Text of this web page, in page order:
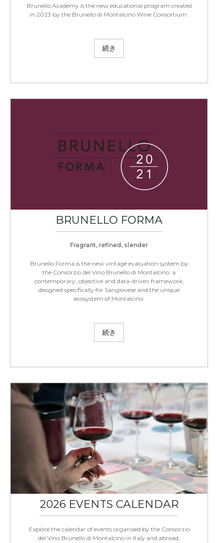
Brunello Academy is the new educational program created
in 2023 by the Brunello di Montalcino Wine Consortium.
続き
BRUNELLO FORMA
Fragrant, refined, slender
Brunello Forma is the new vintage evaluation system by
the Consorzio del Vino Brunello di Montalcino: a
contemporary, objective and data-driven framework,
designed specifically for Sangiovese and the unique
ecosystem of Montalcino.
続き
2026 EVENTS CALENDAR
Explore the calendar of events organised by the Consorzio
del Vino Brunello di Montalcino in Italy and abroad,